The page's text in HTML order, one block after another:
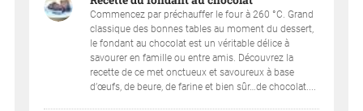
Commencez par préchauffer le four à 260 °C. Grand
classique des bonnes tables au moment du dessert,
le fondant au chocolat est un véritable délice à
savourer en famille ou entre amis. Découvrez la
recette de ce met onctueux et savoureux à base
d’œufs, de beure, de farine et bien sûr…de chocolat....